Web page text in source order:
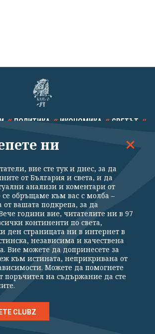
ПОЛИТИКА ИКОНОМИКА СВЕТЪТ
ТЕХНОЛОГИИ КАЛЕЙДОСКОП
Политика за поверителност
Партньори Контакти
За Клуб Z
Екип
Подкрепете ни
е „Клуб Зебра Медия“ ЕООД, София, ул. "Алеко
права запазени 2026 „Клуб Зебра Медия“
материали, снимки и видео от www.clubz.bg без
преследвано по съдебен път, съгласно
ОБЩИТЕ УСЛОВИЯ
ни
вие сте тук и днес, за да
от България и света, и да
анализи и коментари от
се обръщаме към вас с молба –
вашата подкрепа, за да
години вие, читателите ни в 97
континенти по света,
ден страницата ни в интернет в
независима и качествена
Вие можете да допринесете за
към истината, неприкривана от
Можете да помогнете
поръчител на съдържание да сте
CLUBZ